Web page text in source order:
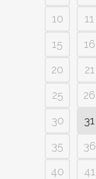
10
11
15
16
20
21
25
26
30
31
35
36
40
41